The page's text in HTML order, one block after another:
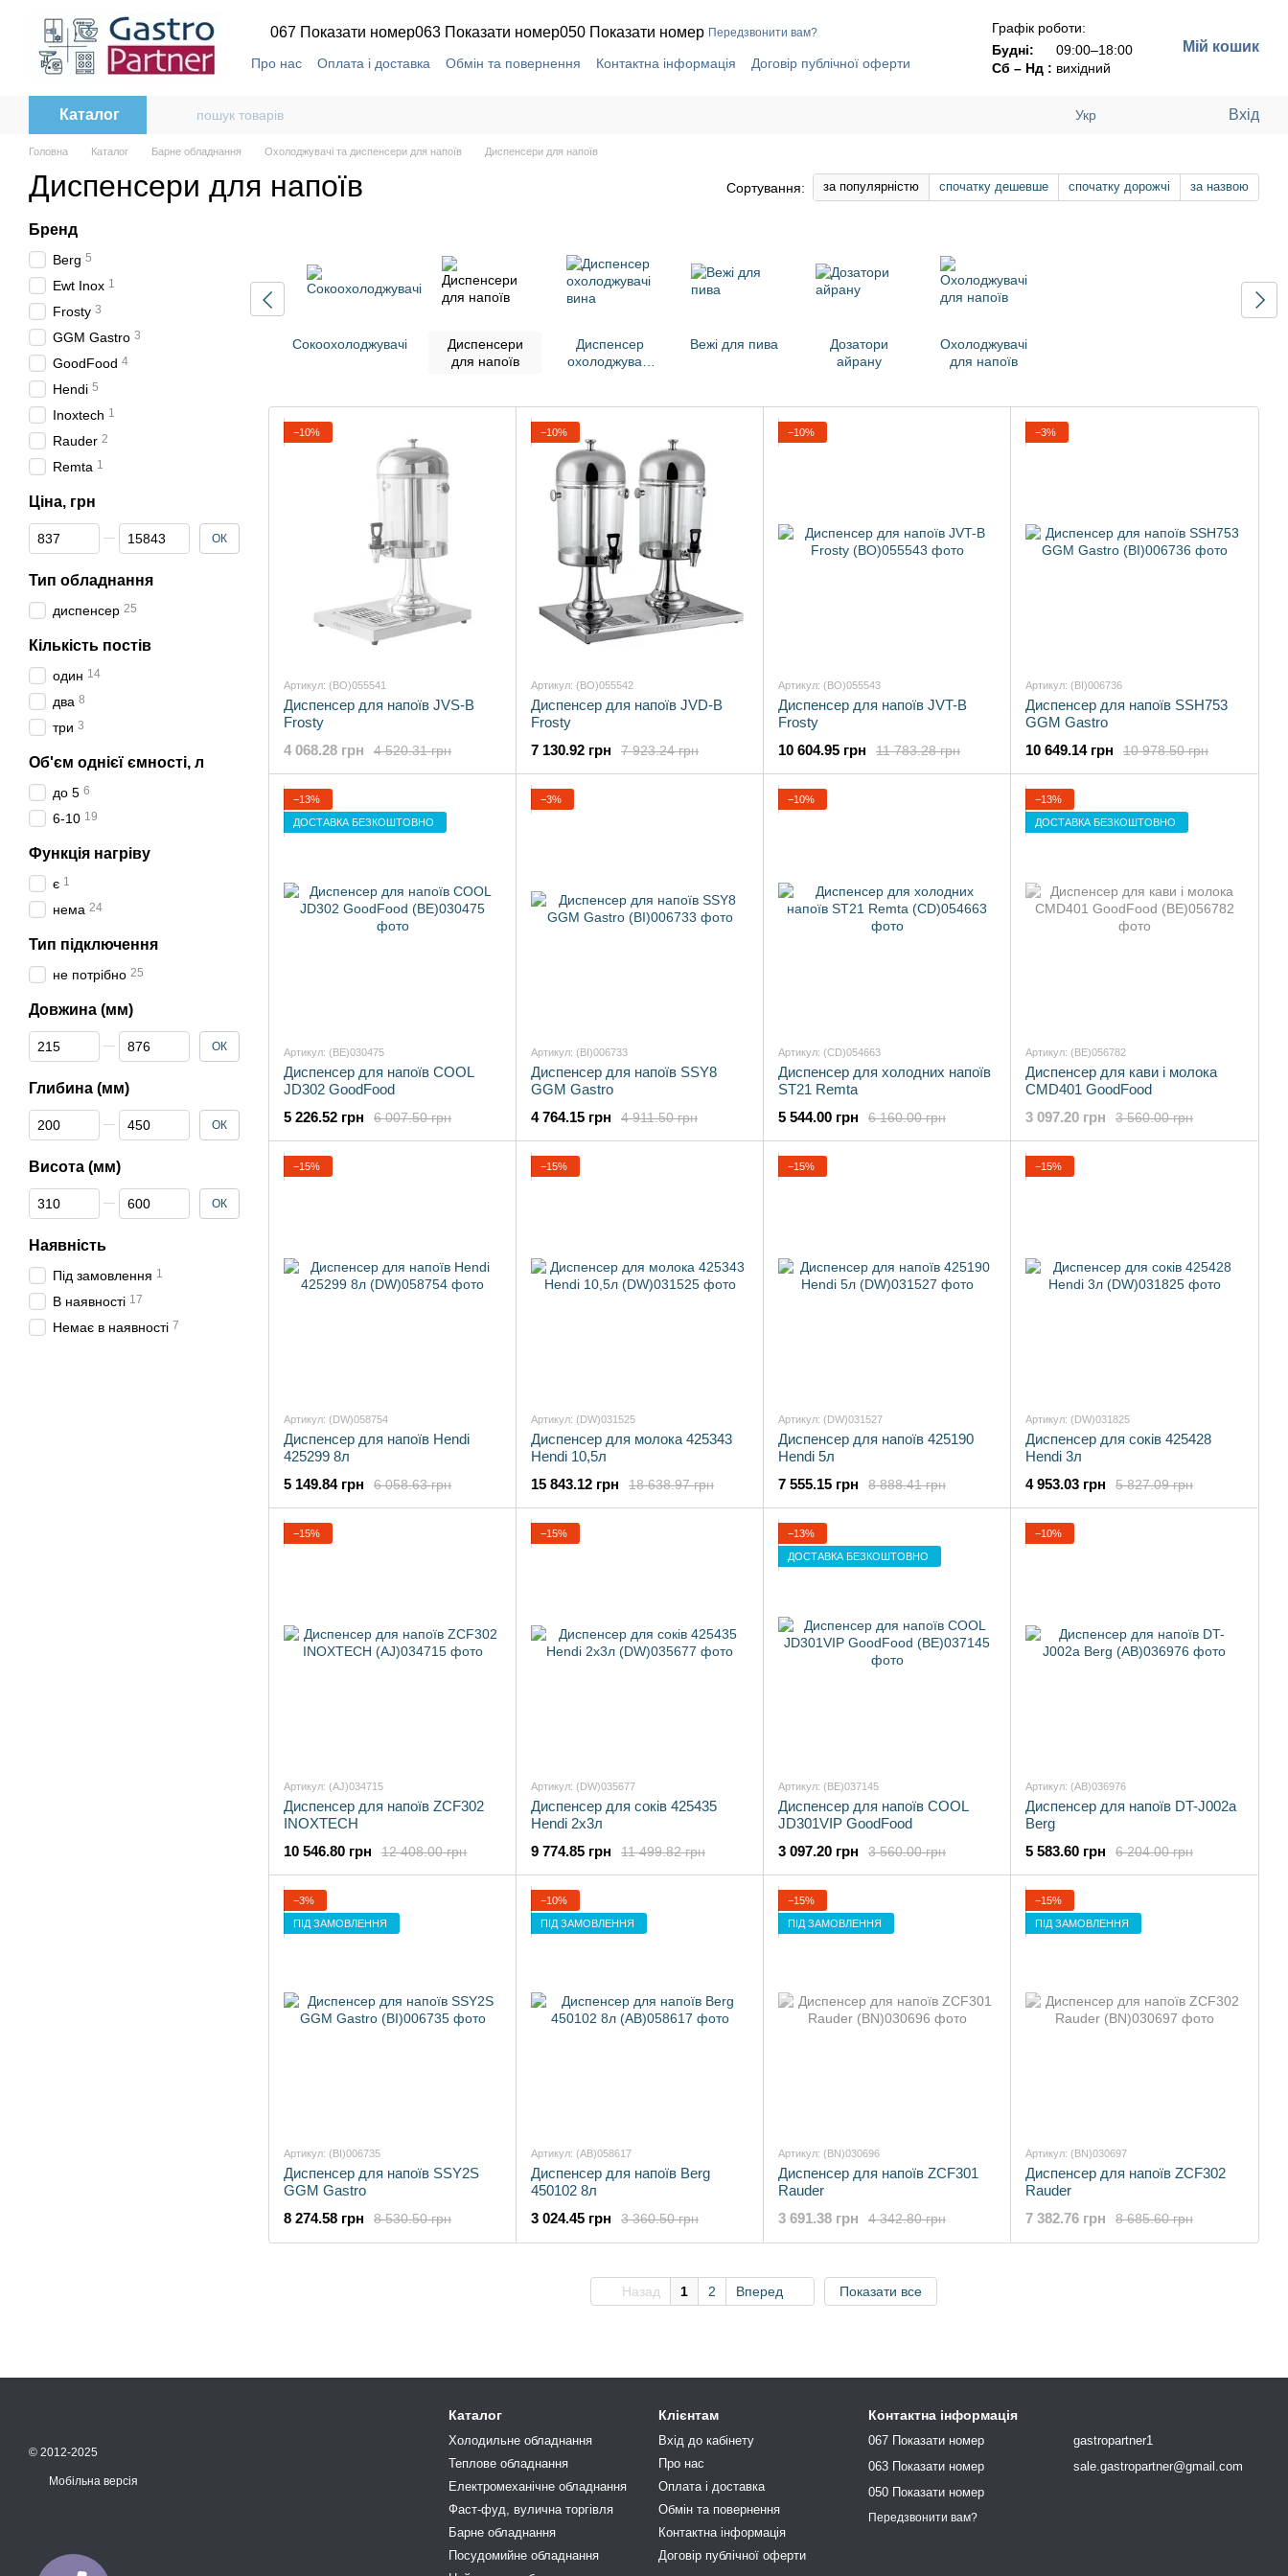
Перейти до основного контенту
067 Показати номер063 Показати номер050 Показати номер Передзвонити вам?
Про нас Оплата і доставка Обмін та повернення Контактна інформація Договір публічної оферти
Графік роботи:
Будні:
09:00–18:00
Сб – Нд : вихідний
Мій кошик
Каталог Укр Вхід
Головна Каталог Барне обладнання Охолоджувачі та диспенсери для напоїв Диспенсери для напоїв
Диспенсери для напоїв Сортування: за популярністю спочатку дешевше спочатку дорожчі за назвою
Сокоохолоджувачі
Диспенсери
для напоїв
Диспенсер
охолоджувачі
Вежі для пива
Дозатори
айрану
Охолоджувачі
для напоїв
−10%
Артикул: (BO)055541
Диспенсер для напоїв JVS-B
Frosty
4 520.31 грн
4 068.28 грн
−10%
Артикул: (BO)055542
Диспенсер для напоїв JVD-B
Frosty
7 923.24 грн
7 130.92 грн
−10%
Артикул: (BO)055543
Диспенсер для напоїв JVT-B
Frosty
11 783.28 грн
10 604.95 грн
−3%
Артикул: (BI)006736
Диспенсер для напоїв SSH753
GGM Gastro
10 978.50 грн
10 649.14 грн
−13%
ДОСТАВКА БЕЗКОШТОВНО
Артикул: (BE)030475
Диспенсер для напоїв COOL
JD302 GoodFood
6 007.50 грн
5 226.52 грн
−3%
Артикул: (BI)006733
Диспенсер для напоїв SSY8
GGM Gastro
4 911.50 грн
4 764.15 грн
−10%
Артикул: (CD)054663
Диспенсер для холодних напоїв
ST21 Remta
6 160.00 грн
5 544.00 грн
−13%
ДОСТАВКА БЕЗКОШТОВНО
Артикул: (BE)056782
Диспенсер для кави і молока
CMD401 GoodFood
3 560.00 грн
3 097.20 грн
−15%
Артикул: (DW)058754
Диспенсер для напоїв Hendi
425299 8л
6 058.63 грн
5 149.84 грн
−15%
Артикул: (DW)031525
Диспенсер для молока 425343
Hendi 10,5л
18 638.97 грн
15 843.12 грн
−15%
Артикул: (DW)031527
Диспенсер для напоїв 425190
Hendi 5л
8 888.41 грн
7 555.15 грн
−15%
Артикул: (DW)031825
Диспенсер для соків 425428
Hendi 3л
5 827.09 грн
4 953.03 грн
−15%
Артикул: (AJ)034715
Диспенсер для напоїв ZCF302
INOXTECH
12 408.00 грн
10 546.80 грн
−15%
Артикул: (DW)035677
Диспенсер для соків 425435
Hendi 2х3л
11 499.82 грн
9 774.85 грн
−13%
ДОСТАВКА БЕЗКОШТОВНО
Артикул: (BE)037145
Диспенсер для напоїв COOL
JD301VIP GoodFood
3 560.00 грн
3 097.20 грн
−10%
Артикул: (AB)036976
Диспенсер для напоїв DT-J002a
Berg
6 204.00 грн
5 583.60 грн
−3%
ПІД ЗАМОВЛЕННЯ
Артикул: (BI)006735
Диспенсер для напоїв SSY2S
GGM Gastro
8 530.50 грн
8 274.58 грн
−10%
ПІД ЗАМОВЛЕННЯ
Артикул: (AB)058617
Диспенсер для напоїв Berg
450102 8л
3 360.50 грн
3 024.45 грн
−15%
ПІД ЗАМОВЛЕННЯ
Артикул: (BN)030696
Диспенсер для напоїв ZCF301
Rauder
4 342.80 грн
3 691.38 грн
−15%
ПІД ЗАМОВЛЕННЯ
Артикул: (BN)030697
Диспенсер для напоїв ZCF302
Rauder
8 685.60 грн
7 382.76 грн
Назад 1 2 Вперед Показати все
Бренд
Berg 5
Ewt Inox 1
Frosty 3
GGM Gastro 3
GoodFood 4
Hendi 5
Inoxtech 1
Rauder 2
Remta 1
Ціна, грн
Від Ціна, грн
До Ціна, грн ОК
Тип обладнання
диспенсер 25
Кількість постів
один 14
два 8
три 3
Об'єм однієї ємності, л
до 5 6
6-10 19
Функція нагріву
є 1
нема 24
Тип підключення
не потрібно 25
Довжина (мм)
Від Довжина (мм)
До Довжина (мм) ОК
Глибина (мм)
Від Глибина (мм)
До Глибина (мм) ОК
Висота (мм)
Від Висота (мм)
До Висота (мм) ОК
Наявність
Під замовлення 1
В наявності 17
Немає в наявності 7
© 2012-2025
Мобільна версія
Каталог
Холодильне обладнання
Теплове обладнання
Електромеханічне обладнання
Фаст-фуд, вулична торгівля
Барне обладнання
Посудомийне обладнання
Клієнтам
Вхід до кабінету
Про нас
Оплата і доставка
Обмін та повернення
Контактна інформація
Договір публічної оферти
Контактна інформація
067 Показати номер
063 Показати номер
050 Показати номер
Передзвонити вам?
gastropartner1
sale.gastropartner@gmail.com